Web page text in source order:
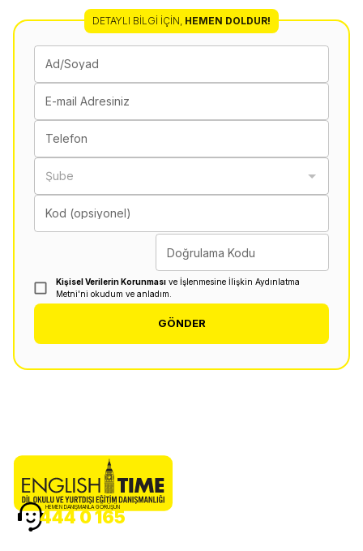
DETAYLI BILGI İÇIN HEMEN DOLDUR!
Ad/Soyad
E-mail Adresiniz
Telefon
Şube
Kod (opsiyonel)
Doğrulama Kodu
Kişisel Verilerin Korunması ve İşlenmesine İlişkin Aydınlatma
Metni'ni okudum ve anladım.
GÖNDER
HEMEN DANIŞMANLA GÖRÜŞÜN
444 0 165